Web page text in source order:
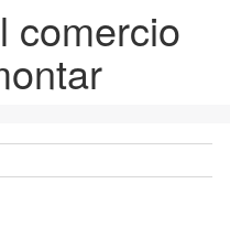
comercio